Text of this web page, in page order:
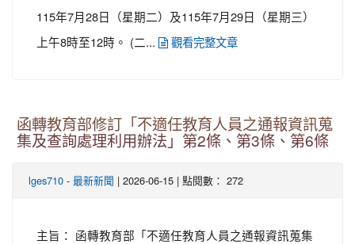
115年7月28日（星期二）及115年7月29日（星期三）
上午8時至12時。 (二...
觀看完整文章
函轉教育部修訂「不適任教育人員之通報資訊蒐
集及查詢處理利用辦法」第2條、第3條、第6條
lges710 - 最新新聞 | 2026-06-15 | 點閱數： 272
主旨： 函轉教育部「不適任教育人員之通報資訊蒐集